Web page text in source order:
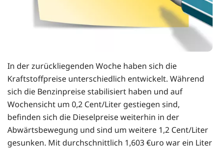
In der zurückliegenden Woche haben sich die
Kraftstoffpreise unterschiedlich entwickelt. Während
sich die Benzinpreise stabilisiert haben und auf
Wochensicht um 0,2 Cent/Liter gestiegen sind,
befinden sich die Dieselpreise weiterhin in der
Abwärtsbewegung und sind um weitere 1,2 Cent/Liter
gesunken. Mit durchschnittlich 1,603 €uro war ein Liter